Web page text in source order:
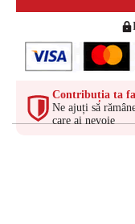
Contribuția ta
Ne ajuți să
care ai nevoie